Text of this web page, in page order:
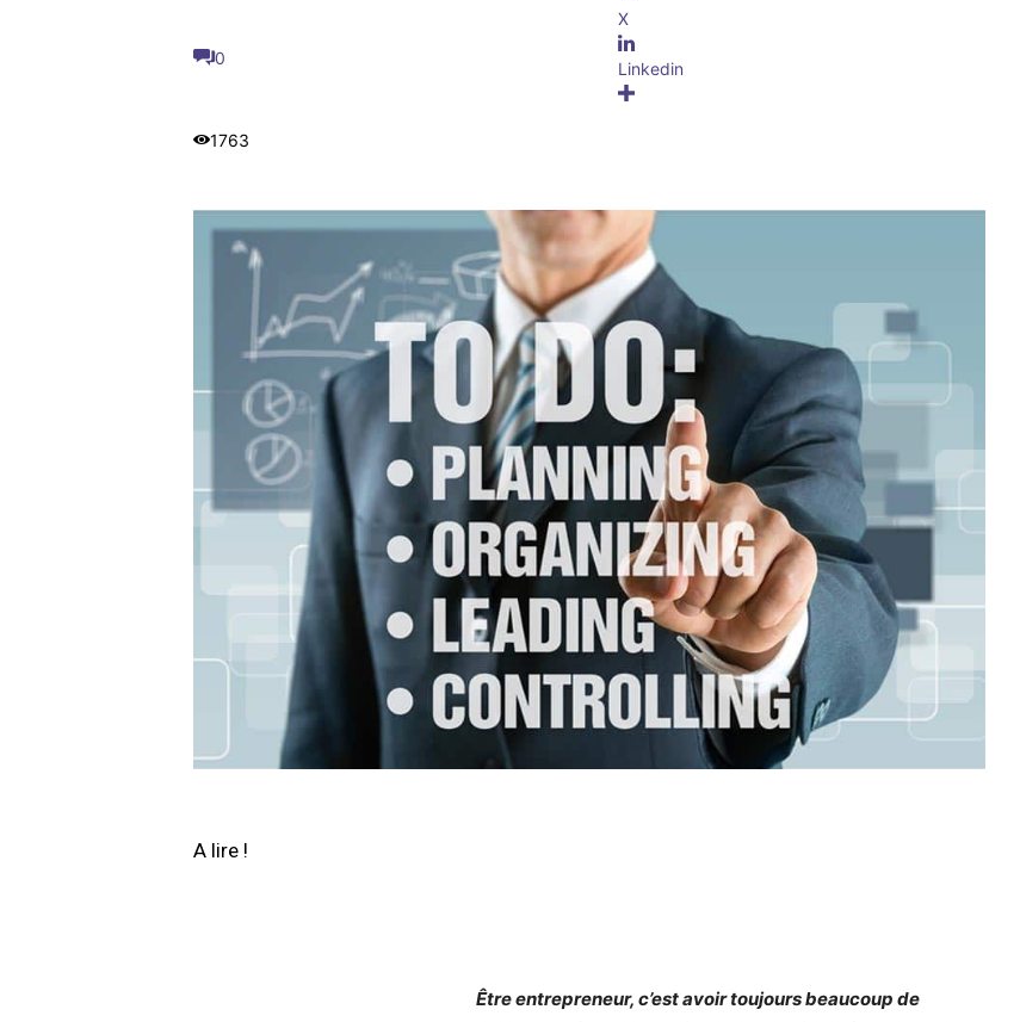
0
1763
X
Linkedin
A lire !
Être entrepreneur, c’est avoir toujours beaucoup de